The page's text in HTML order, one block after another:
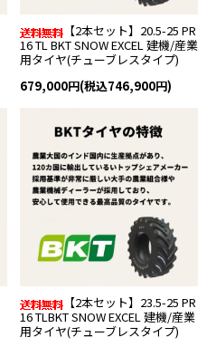
【2本セット】20.5-25 PR
16 TL BKT SNOW EXCEL 建機/産業
用タイヤ(チューブレスタイプ)
679,000円(税込746,900円)
【2本セット】23.5-25 PR
16 TLBKT SNOW EXCEL 建機/産業
用タイヤ(チューブレスタイプ)